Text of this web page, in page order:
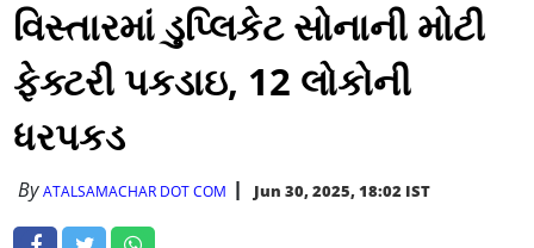
વિસ્તારમાં ડુપ્લિકેટ સોનાની મોટી
ફેક્ટરી પકડાઇ, 12 લોકોની
ધરપકડ
ByATALSAMACHAR DOT COM Jun 30, 2025, 18:02 IST